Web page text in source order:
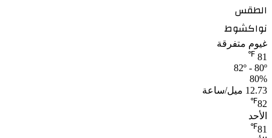
الطقس
نواكشوط
غيوم متفرقة
81
℉
82º - 80º
80%
12.73 ميل/ساعة
82
℉
الأحد
81
℉